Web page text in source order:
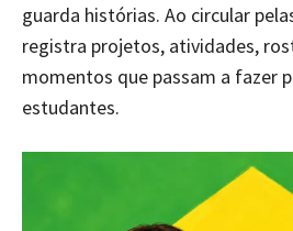
guarda histórias. Ao circular
registra projetos, atividades,
momentos que passam a fazer
estudantes.